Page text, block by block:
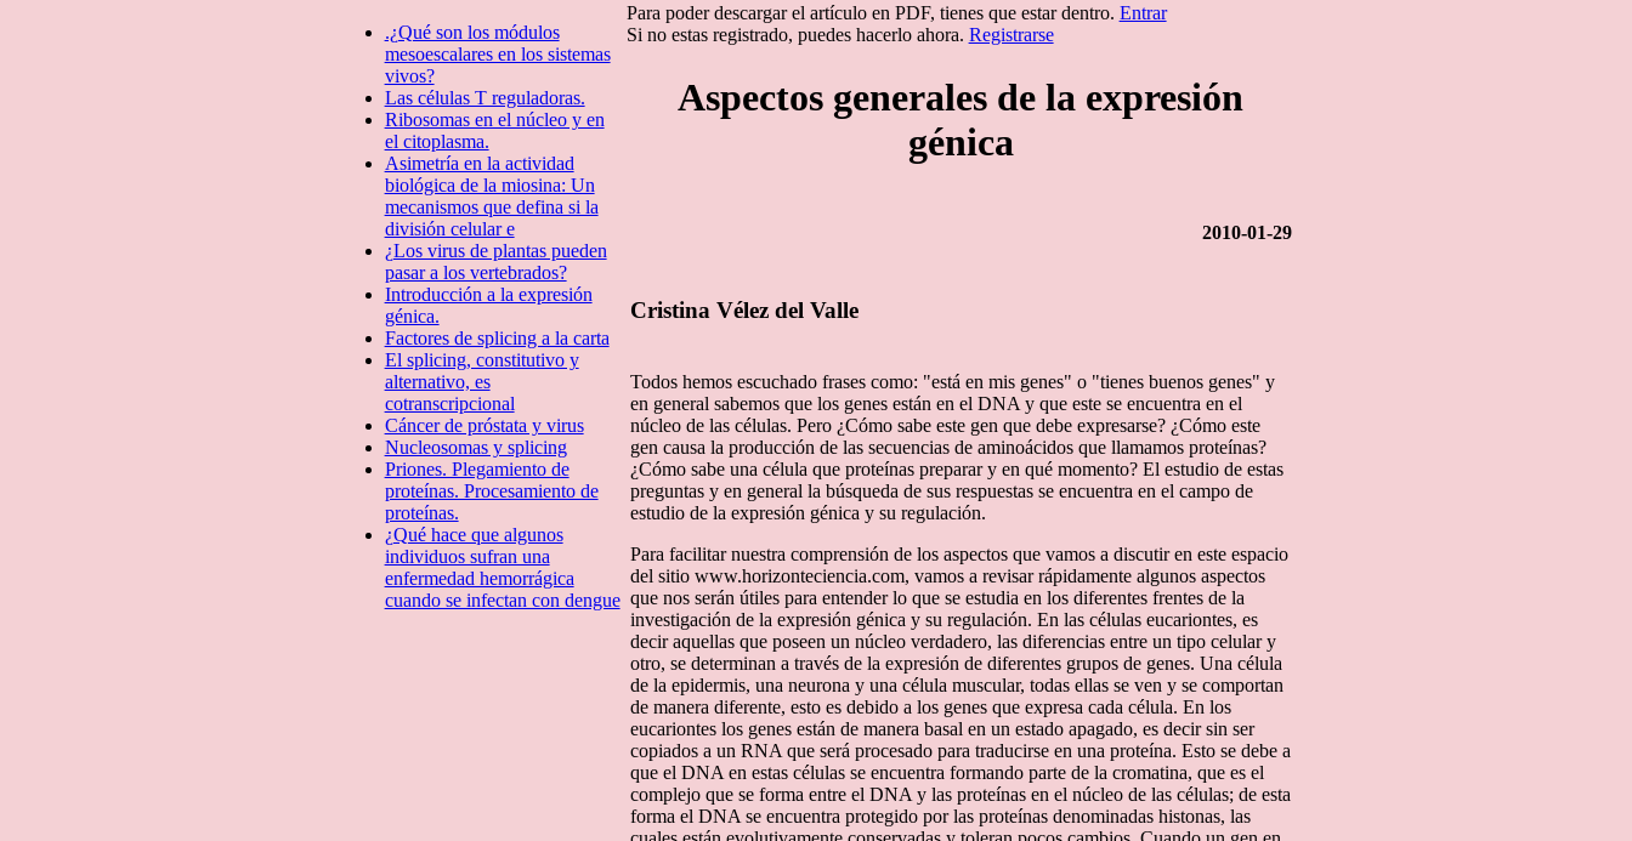
.¿Qué son los módulos
mesoescalares en los sistemas
vivos?
Las células T reguladoras.
Ribosomas en el núcleo y en
el citoplasma.
Asimetría en la actividad
biológica de la miosina: Un
mecanismos que defina si la
división celular e
¿Los virus de plantas pueden
pasar a los vertebrados?
Introducción a la expresión
génica.
Factores de splicing a la carta
El splicing, constitutivo y
alternativo, es
cotranscripcional
Cáncer de próstata y virus
Nucleosomas y splicing
Priones. Plegamiento de
proteí­nas. Procesamiento de
proteínas.
¿Qué hace que algunos
individuos sufran una
enfermedad hemorrágica
cuando se infectan con dengue
Para poder descargar el artículo en PDF, tienes que estar dentro. Entrar
Si no estas registrado, puedes hacerlo ahora. Registrarse
Aspectos generales de la expresión
génica
2010-01-29
Cristina Vélez del Valle
Todos hemos escuchado frases como: "está en mis genes" o "tienes buenos genes" y
en general sabemos que los genes están en el DNA y que este se encuentra en el
núcleo de las células. Pero ¿Cómo sabe este gen que debe expresarse? ¿Cómo este
gen causa la producción de las secuencias de aminoácidos que llamamos proteínas?
¿Cómo sabe una célula que proteínas preparar y en qué momento? El estudio de estas
preguntas y en general la búsqueda de sus respuestas se encuentra en el campo de
estudio de la expresión génica y su regulación.
Para facilitar nuestra comprensión de los aspectos que vamos a discutir en este espacio
del sitio www.horizonteciencia.com, vamos a revisar rápidamente algunos aspectos
que nos serán útiles para entender lo que se estudia en los diferentes frentes de la
investigación de la expresión génica y su regulación. En las células eucariontes, es
decir aquellas que poseen un núcleo verdadero, las diferencias entre un tipo celular y
otro, se determinan a través de la expresión de diferentes grupos de genes. Una célula
de la epidermis, una neurona y una célula muscular, todas ellas se ven y se comportan
de manera diferente, esto es debido a los genes que expresa cada célula. En los
eucariontes los genes están de manera basal en un estado apagado, es decir sin ser
copiados a un RNA que será procesado para traducirse en una proteína. Esto se debe a
que el DNA en estas células se encuentra formando parte de la cromatina, que es el
complejo que se forma entre el DNA y las proteínas en el núcleo de las células; de esta
forma el DNA se encuentra protegido por las proteínas denominadas histonas, las